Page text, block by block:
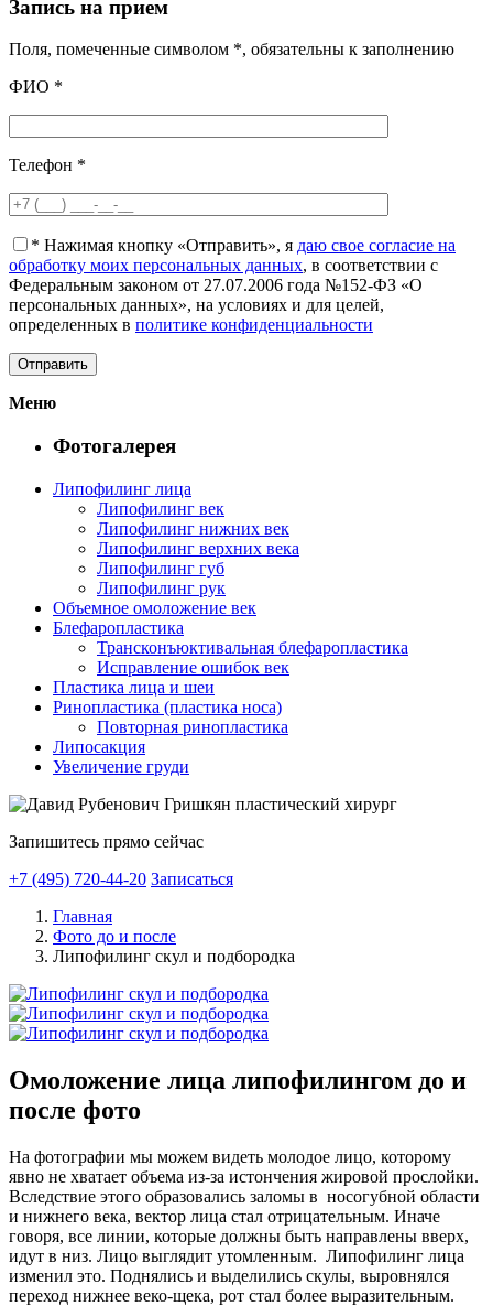
Запись на прием
Поля, помеченные символом *, обязательны к заполнению
ФИО *
Телефон *
* Нажимая кнопку «Отправить», я даю свое согласие на
обработку моих персональных данных, в соответствии с
Федеральным законом от 27.07.2006 года №152-ФЗ «О
персональных данных», на условиях и для целей,
определенных в политике конфиденциальности
Меню
Фотогалерея
Липофилинг лица
Липофилинг век
Липофилинг нижних век
Липофилинг верхних века
Липофилинг губ
Липофилинг рук
Объемное омоложение век
Блефаропластика
Трансконъюктивальная блефаропластика
Исправление ошибок век
Пластика лица и шеи
Ринопластика (пластика носа)
Повторная ринопластика
Липосакция
Увеличение груди
Запишитесь прямо сейчас
+7 (495) 720-44-20 Записаться
Главная
Фото до и после
Липофилинг скул и подбородка
Омоложение лица липофилингом до и
после фото
На фотографии мы можем видеть молодое лицо, которому
явно не хватает объема из-за истончения жировой прослойки.
Вследствие этого образовались заломы в носогубной области
и нижнего века, вектор лица стал отрицательным. Иначе
говоря, все линии, которые должны быть направлены вверх,
идут в низ. Лицо выглядит утомленным. Липофилинг лица
изменил это. Поднялись и выделились скулы, выровнялся
переход нижнее веко-щека, рот стал более выразительным.